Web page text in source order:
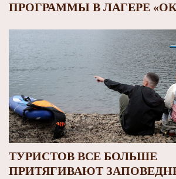
ПРОГРАММЫ В ЛАГЕРЕ
ТУРИСТОВ ВСЕ БОЛЬШЕ
ПРИТЯГИВАЮТ